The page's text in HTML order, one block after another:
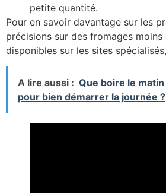
petite quantité.
Pour en savoir davantage sur les
précisions sur des fromages
disponibles sur les sites
A lire aussi : Que boire le
pour bien démarrer la journée ?